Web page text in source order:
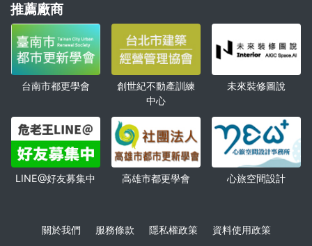
推薦廠商
台南市都更學會
創世紀不動產訓練
中心
未來裝修圖說
LINE@好友募集中 高雄市都更學會 心旅空間設計
關於我們 服務條款 隱私權政策 資料使用政策